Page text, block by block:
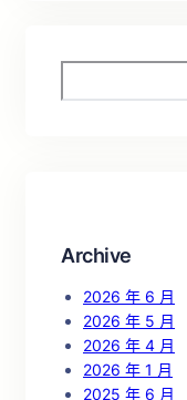
e
Archive
2026 年 6 月
2026 年 5 月
2026 年 4 月
2026 年 1 月
2025 年 6 月